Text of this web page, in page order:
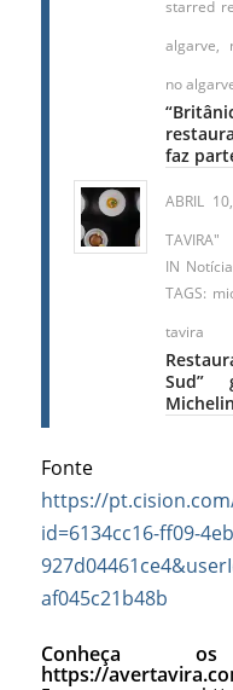
starred
algarve,
no
faz
ABRIL
TAVIRA"
IN
TAGS:
tavira
Sud”
Michelin
Fonte
https://
id=6134cc16-ff09-
af045c21b48b
Conheça
https://